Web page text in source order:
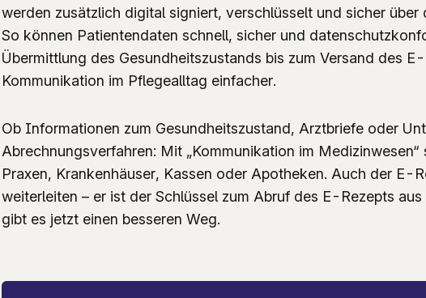
werden zusätzlich digital signiert, verschlüsselt und sicher
So können Patientendaten schnell, sicher und
Übermittlung des Gesundheitszustands bis zum Versand des
Kommunikation im Pflegealltag einfacher.
Ob Informationen zum Gesundheitszustand, Arztbriefe oder
Abrechnungsverfahren: Mit „Kommunikation im
Praxen, Krankenhäuser, Kassen oder Apotheken. Auch der E-
weiterleiten – er ist der Schlüssel zum Abruf des E-Rezepts
gibt es jetzt einen besseren Weg.